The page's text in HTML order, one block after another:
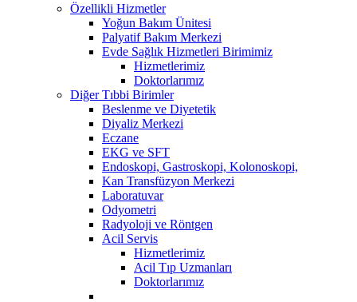
Özellikli Hizmetler
Yoğun Bakım Ünitesi
Palyatif Bakım Merkezi
Evde Sağlık Hizmetleri Birimimiz
Hizmetlerimiz
Doktorlarımız
Diğer Tıbbi Birimler
Beslenme ve Diyetetik
Diyaliz Merkezi
Eczane
EKG ve SFT
Endoskopi, Gastroskopi, Kolonoskopi,
Kan Transfüzyon Merkezi
Laboratuvar
Odyometri
Radyoloji ve Röntgen
Acil Servis
Hizmetlerimiz
Acil Tıp Uzmanları
Doktorlarımız